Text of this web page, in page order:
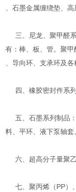
、石墨金属缠绕垫、
三、尼龙、聚甲醛系
有：棒、板、管。聚甲
、导向环、支承环及各
四、橡胶密封件系列
五、石墨系列制品：
料、平环、液下泵轴套
六、超高分子量聚乙
七、聚丙烯（PP）